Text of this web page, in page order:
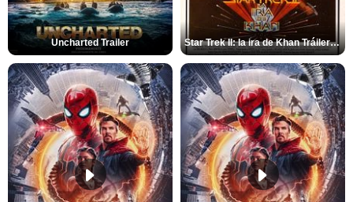
Uncharted Trailer Star Trek II: la ira de Khan Tráiler VO